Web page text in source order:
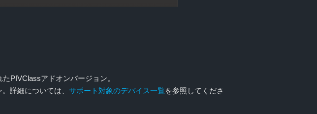
PIVClassアドオンバージョン。
詳細については、 サポート対象のデバイス一覧を参照してくださ